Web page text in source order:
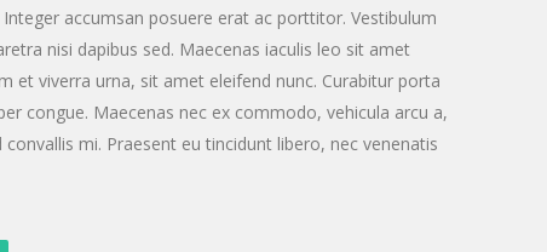
accumsan posuere erat ac porttitor. Vestibulum
nisi dapibus sed. Maecenas iaculis leo sit amet
et viverra urna, sit amet eleifend nunc. Curabitur porta
congue. Maecenas nec ex commodo, vehicula arcu a,
mi. Praesent eu tincidunt libero, nec venenatis